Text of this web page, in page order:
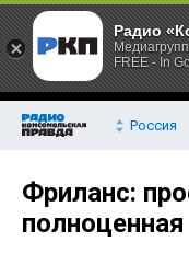
Россия
Фриланс:
Радио
FREE - In